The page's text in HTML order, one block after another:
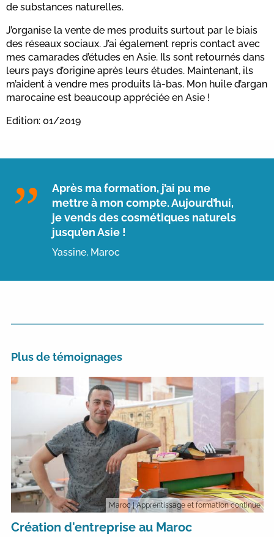
de substances naturelles.
J’organise la vente de mes produits surtout par le biais
des réseaux sociaux. J’ai également repris contact avec
mes camarades d’études en Asie. Ils sont retournés dans
leurs pays d’origine après leurs études. Maintenant, ils
m’aident à vendre mes produits là-bas. Mon huile d’argan
marocaine est beaucoup appréciée en Asie !
Edition: 01/2019
Après ma formation, j’ai pu me
mettre à mon compte. Aujourd’hui,
je vends des cosmétiques naturels
jusqu’en Asie !
Yassine, Maroc
Plus de témoignages
Maroc| Apprentissage et formation continue
Création d'entreprise au Maroc